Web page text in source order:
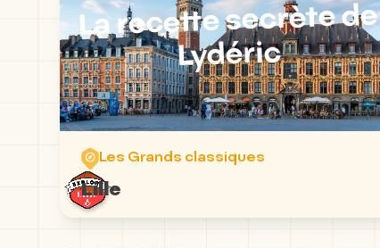
La recette secrète de
Lydéric
Les Grands classiques
Lille